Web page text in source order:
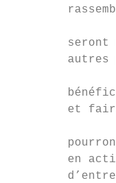
seront
autres
et
en